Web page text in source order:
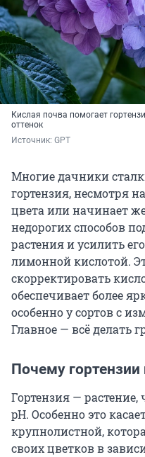
Кислая почва помогает
оттенок
Источник: GPT
Многие дачники
гортензия, несмотря
цвета или начинает
недорогих способов
растения и усилить
лимонной кислотой.
скорректировать
обеспечивает более
особенно у сортов с
Главное — всё делать
Почему
Гортензия —
pH. Особенно это
крупнолистной,
своих цветков в